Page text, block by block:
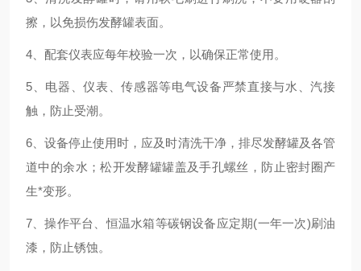
擦，以免损伤发酵罐表面。
4、配套仪表应每年校验一次，以确保正常使用。
5、电器、仪表、传感器等电气设备严禁直接与水、汽接
触，防止受潮。
6、设备停止使用时，应及时清洗干净，排尽发酵罐及各管
道中的余水；松开发酵罐罐盖及手孔螺丝，防止密封圈产
生*变形。
7、操作平台、恒温水箱等碳钢设备应定期(一年一次)刷油
漆，防止锈蚀。